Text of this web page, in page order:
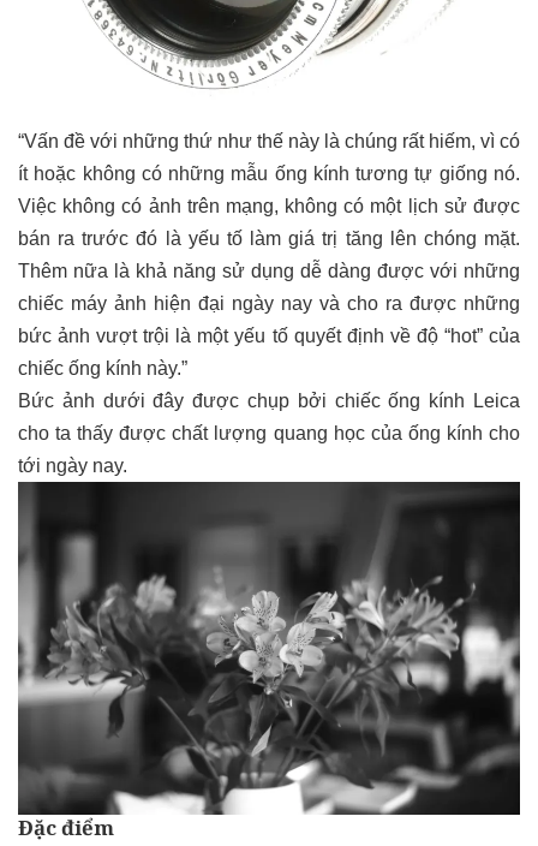
“Vấn đề với những thứ như thế này là chúng rất hiếm, vì có
ít hoặc không có những mẫu ống kính tương tự giống nó.
Việc không có ảnh trên mạng, không có một lịch sử được
bán ra trước đó là yếu tố làm giá trị tăng lên chóng mặt.
Thêm nữa là khả năng sử dụng dễ dàng được với những
chiếc máy ảnh hiện đại ngày nay và cho ra được những
bức ảnh vượt trội là một yếu tố quyết định về độ “hot” của
chiếc ống kính này.”
Bức ảnh dưới đây được chụp bởi chiếc ống kính Leica
cho ta thấy được chất lượng quang học của ống kính cho
tới ngày nay.
Đặc điểm